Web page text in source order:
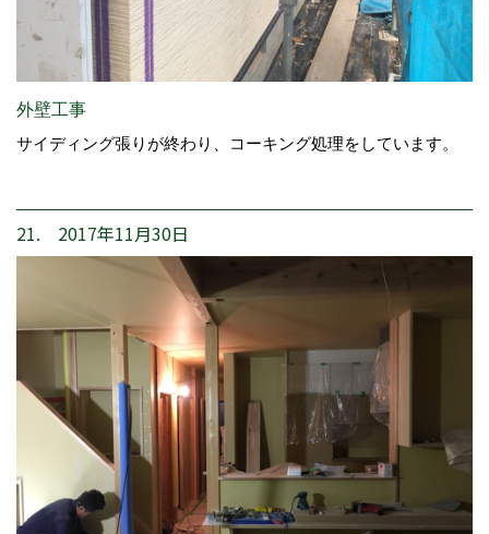
外壁工事
サイディング張りが終わり、コーキング処理をしています。
21. 2017年11月30日